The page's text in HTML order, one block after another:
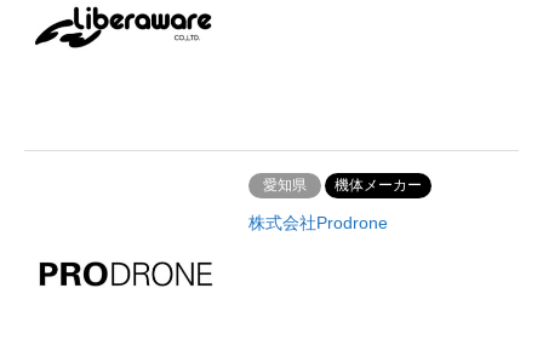
愛知県 機体メーカー
株式会社Prodrone